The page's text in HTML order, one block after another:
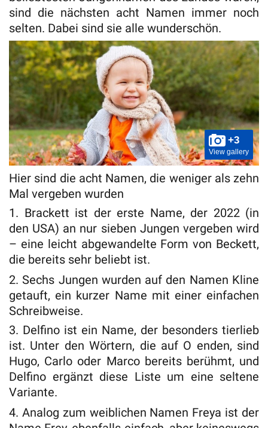
sind die nächsten acht Namen immer noch
selten. Dabei sind sie alle wunderschön.
+3
View gallery
Hier sind die acht Namen, die weniger als zehn
Mal vergeben wurden
1. Brackett ist der erste Name, der 2022 (in
den USA) an nur sieben Jungen vergeben wird
– eine leicht abgewandelte Form von Beckett,
die bereits sehr beliebt ist.
2. Sechs Jungen wurden auf den Namen Kline
getauft, ein kurzer Name mit einer einfachen
Schreibweise.
3. Delfino ist ein Name, der besonders tierlieb
ist. Unter den Wörtern, die auf O enden, sind
Hugo, Carlo oder Marco bereits berühmt, und
Delfino ergänzt diese Liste um eine seltene
Variante.
4. Analog zum weiblichen Namen Freya ist der